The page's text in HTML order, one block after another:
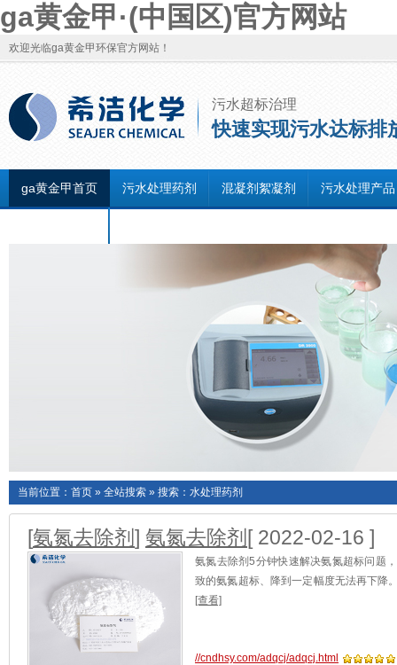
ga黄金甲·(中国区)官方网站
欢迎光临ga黄金甲环保官方网站！
污水超标治理
快速实现污水达标排
ga黄金甲首页 污水处理药剂 混凝剂絮凝剂 污水处理产品
当前位置： 首页 » 全站搜索 » 搜索：水处理药剂
[氨氮去除剂 ] 氨氮去除剂 [ 2022-02-16 ]
氨氮去除剂5分钟快速解决氨氮超标问题
致的氨氮超标、降到一定幅度无法再下降
[查看]
//cndhsy.com/adqcj/adqcj.html